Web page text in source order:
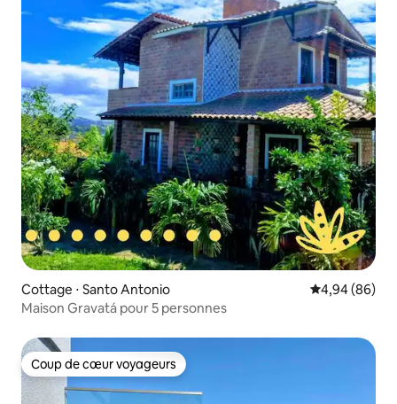
Cottage ⋅ Santo Antonio Évaluation
4,94 (86)
Maison Gravatá pour 5 personnes
Coup de cœur voyageurs
Coup de cœur voyageurs